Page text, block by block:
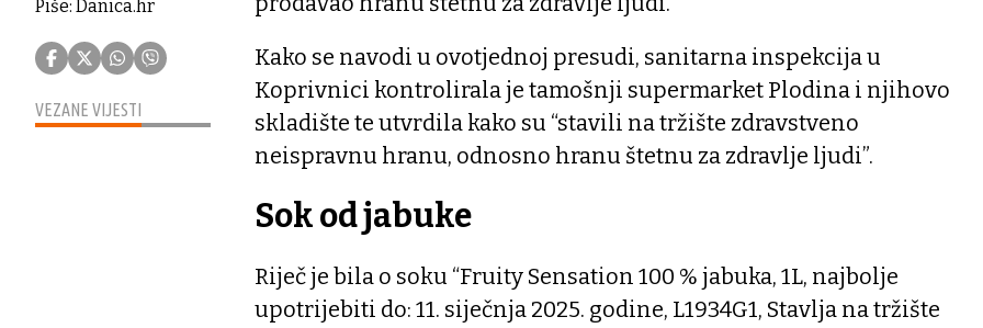
Piše: Danica.hr
VEZANE VIJESTI
Kako se navodi u ovotjednoj presudi, sanitarna inspekcija u
Koprivnici kontrolirala je tamošnji supermarket Plodina i njihovo
skladište te utvrdila kako su “stavili na tržište zdravstveno
neispravnu hranu, odnosno hranu štetnu za zdravlje ljudi”.
Sok od jabuke
Riječ je bila o soku “Fruity Sensation 100 % jabuka, 1L, najbolje
upotrijebiti do: 11. siječnja 2025. godine, L1934G1, Stavlja na tržište